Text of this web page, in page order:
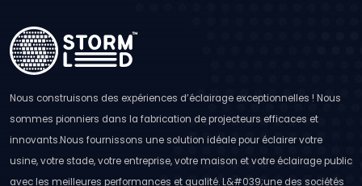
Nous construisons des expériences d’éclairage exceptionnelles ! Nous
sommes pionniers dans la fabrication de projecteurs efficaces et
innovants.Nous fournissons une solution idéale pour éclairer votre
usine, votre stade, votre entreprise, votre maison et votre éclairage public
avec les meilleures performances et qualité. L&#039;une des sociétés